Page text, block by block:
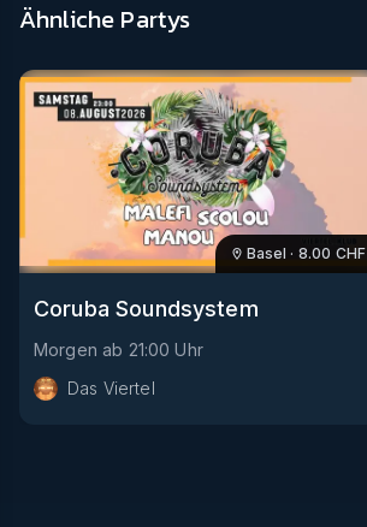
Ähnliche Partys
Basel · 8.00 CHF
Coruba Soundsystem
Morgen ab 21:00 Uhr
Das Viertel